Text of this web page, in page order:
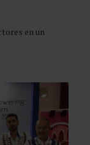
en un